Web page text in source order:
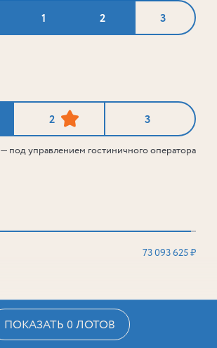
1 2 3
2 3
— под управлением гостиничного оператора
73 093 625 ₽
ПОКАЗАТЬ 0 ЛОТОВ